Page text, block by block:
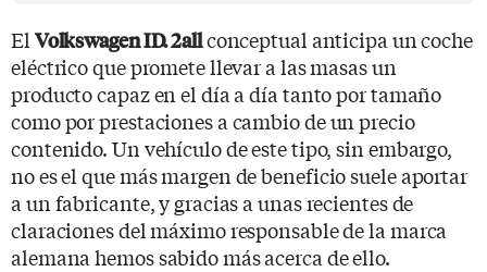
El Volkswagen ID. 2allconceptual anticipa un coche
eléctrico que promete llevar a las masas un
producto capaz en el día a día tanto por tamaño
como por prestaciones a cambio de un precio
contenido. Un vehículo de este tipo, sin embargo,
no es el que más margen de beneficio suele aportar
a un fabricante, y gracias a unas recientes de
claraciones del máximo responsable de la marca
alemana hemos sabido más acerca de ello.